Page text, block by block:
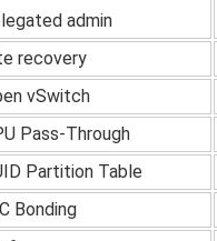
admin
recovery
vSwitch
Pass-Through
Partition Table
Bonding